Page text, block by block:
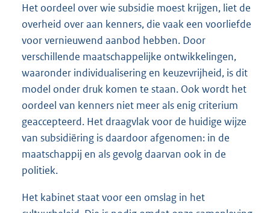
Het oordeel over wie subsidie moest krijgen, liet de
overheid over aan kenners, die vaak een voorliefde
voor vernieuwend aanbod hebben. Door
verschillende maatschappelijke ontwikkelingen,
waaronder individualisering en keuzevrijheid, is dit
model onder druk komen te staan. Ook wordt het
oordeel van kenners niet meer als enig criterium
geaccepteerd. Het draagvlak voor de huidige wijze
van subsidiëring is daardoor afgenomen: in de
maatschappij en als gevolg daarvan ook in de
politiek.
Het kabinet staat voor een omslag in het